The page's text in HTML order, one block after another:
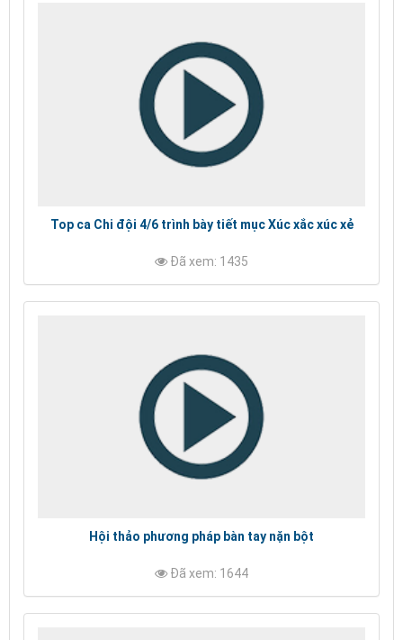
Top ca Chi đội 4/6 trình bày tiết mục Xúc xắc xúc xẻ
Đã xem: 1435
Hội thảo phương pháp bàn tay nặn bột
Đã xem: 1644